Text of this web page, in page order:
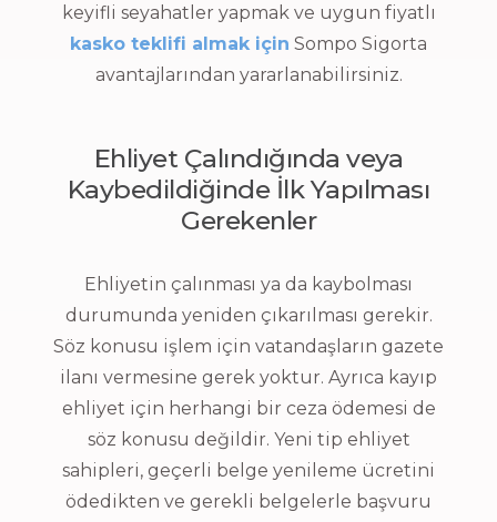
keyifli seyahatler yapmak ve uygun fiyatlı
kasko teklifi almak için Sompo Sigorta
avantajlarından yararlanabilirsiniz.
Ehliyet Çalındığında veya
Kaybedildiğinde İlk Yapılması
Gerekenler
Ehliyetin çalınması ya da kaybolması
durumunda yeniden çıkarılması gerekir.
Söz konusu işlem için vatandaşların gazete
ilanı vermesine gerek yoktur. Ayrıca kayıp
ehliyet için herhangi bir ceza ödemesi de
söz konusu değildir. Yeni tip ehliyet
sahipleri, geçerli belge yenileme ücretini
ödedikten ve gerekli belgelerle başvuru